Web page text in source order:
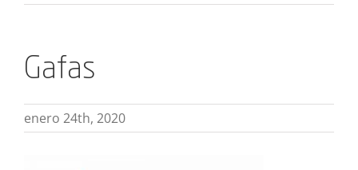
Gafas
enero 24th, 2020